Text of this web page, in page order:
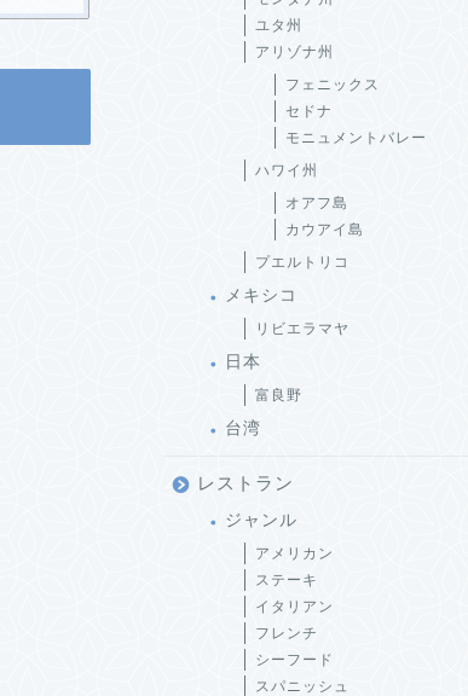
ユタ州
アリゾナ州
フェニックス
セドナ
モニュメントバレー
ハワイ州
オアフ島
カウアイ島
プエルトリコ
メキシコ
リビエラマヤ
日本
富良野
台湾
レストラン
ジャンル
アメリカン
ステーキ
イタリアン
フレンチ
シーフード
スパニッシュ